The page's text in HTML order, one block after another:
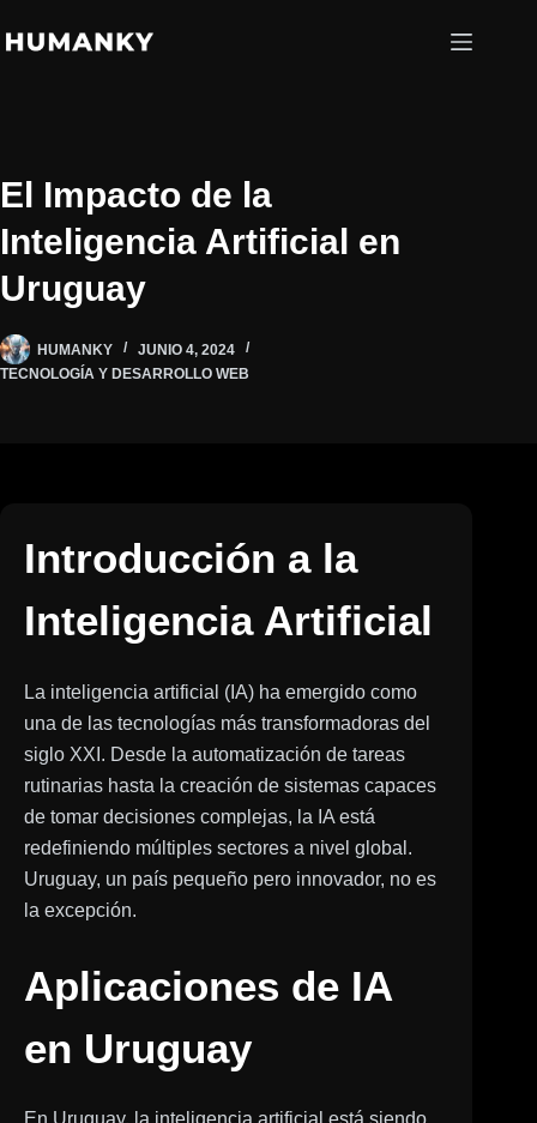
al
El Impacto de la
Inteligencia Artificial en
Uruguay
HUMANKY
JUNIO 4, 2024
TECNOLOGÍA Y DESARROLLO WEB
Introducción a la
Inteligencia Artificial
La inteligencia artificial (IA) ha emergido como
una de las tecnologías más transformadoras del
siglo XXI. Desde la automatización de tareas
rutinarias hasta la creación de sistemas capaces
de tomar decisiones complejas, la IA está
redefiniendo múltiples sectores a nivel global.
Uruguay, un país pequeño pero innovador, no es
la excepción.
Aplicaciones de IA
en Uruguay
En Uruguay, la inteligencia artificial está siendo